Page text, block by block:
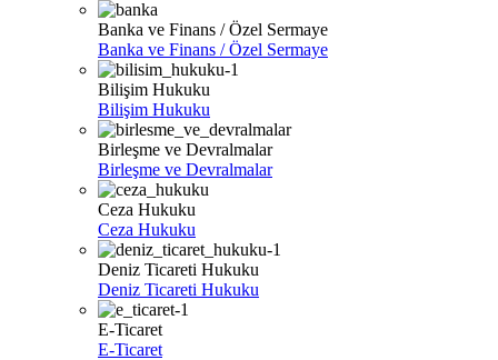
Banka ve Finans / Özel Sermaye
Banka ve Finans / Özel Sermaye
Bilişim Hukuku
Bilişim Hukuku
Birleşme ve Devralmalar
Birleşme ve Devralmalar
Ceza Hukuku
Ceza Hukuku
Deniz Ticareti Hukuku
Deniz Ticareti Hukuku
E-Ticaret
E-Ticaret